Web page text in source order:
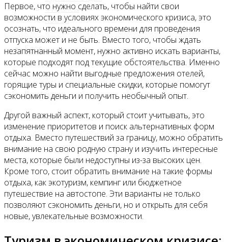
Финансы
Хобби
Блог
Контакты
Первое, что нужно сделать, чтобы найти свои
возможности в условиях экономического кризиса, это
осознать, что идеального времени для проведения
отпуска может и не быть. Вместо того, чтобы ждать
незапятнанный момент, нужно активно искать варианты,
которые подходят под текущие обстоятельства. Именно
сейчас можно найти выгодные предложения отелей,
горящие туры и специальные скидки, которые помогут
сэкономить деньги и получить необычный опыт.
Другой важный аспект, который стоит учитывать, это
изменение приоритетов и поиск альтернативных форм
отдыха. Вместо путешествий за границу, можно обратить
внимание на свою родную страну и изучить интересные
места, которые были недоступны из-за высоких цен.
Кроме того, стоит обратить внимание на такие формы
отдыха, как экотуризм, кемпинг или бюджетное
путешествие на автостопе. Эти варианты не только
позволяют сэкономить деньги, но и открыть для себя
новые, увлекательные возможности.